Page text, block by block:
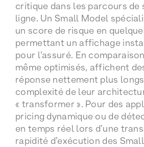
critique dans les parcours de
ligne. Un Small Model
un score de risque en
permettant un affichage
pour l’assuré. En
même optimisés, affichent
réponse nettement plus
complexité de leur
« transformer ». Pour des
pricing dynamique ou de
en temps réel lors d’une
rapidité d’exécution des